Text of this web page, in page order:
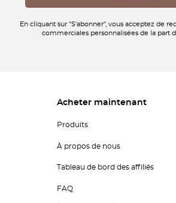
En cliquant sur "S'abonner", vous acceptez de
commerciales personnalisées de la part
Acheter maintenant
Produits
À propos de nous
Tableau de bord des affiliés
FAQ